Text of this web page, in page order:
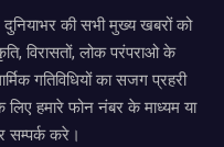
की सभी मुख्य खबरों को
विरासतों, लोक परंपराओ के
गतिविधियों का सजग प्रहरी
हमारे फोन नंबर के माध्यम या
करे।